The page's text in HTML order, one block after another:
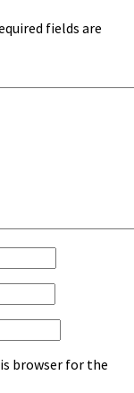
fields are
browser for the